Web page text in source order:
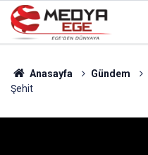
Anasayfa Gündem
Şehit